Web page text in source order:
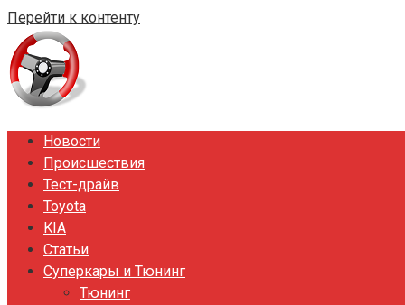
Перейти к контенту
Новости
Происшествия
Тест-драйв
Toyota
KIA
Статьи
Суперкары и Тюнинг
Тюнинг